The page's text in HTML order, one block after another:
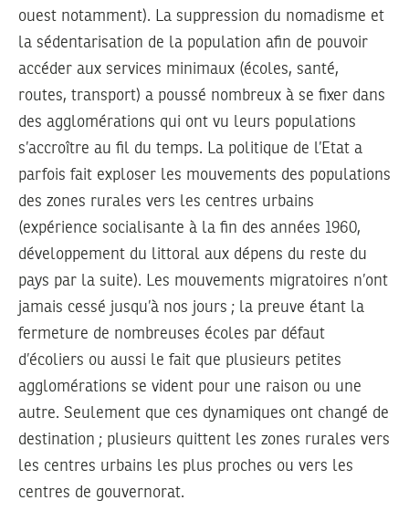
ouest notamment). La suppression du nomadisme et
la sédentarisation de la population afin de pouvoir
accéder aux services minimaux (écoles, santé,
routes, transport) a poussé nombreux à se fixer dans
des agglomérations qui ont vu leurs populations
s’accroître au fil du temps. La politique de l’Etat a
parfois fait exploser les mouvements des populations
des zones rurales vers les centres urbains
(expérience socialisante à la fin des années 1960,
développement du littoral aux dépens du reste du
pays par la suite). Les mouvements migratoires n’ont
jamais cessé jusqu’à nos jours ; la preuve étant la
fermeture de nombreuses écoles par défaut
d’écoliers ou aussi le fait que plusieurs petites
agglomérations se vident pour une raison ou une
autre. Seulement que ces dynamiques ont changé de
destination ; plusieurs quittent les zones rurales vers
les centres urbains les plus proches ou vers les
centres de gouvernorat.